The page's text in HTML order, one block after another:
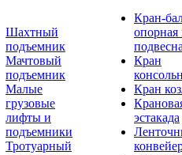
Шахтный
подъемник
Мачтовый
подъемник
Малые
грузовые
лифты и
подъемники
Тротуарный
Кран-
опорная
Кран
Кран
эстакада